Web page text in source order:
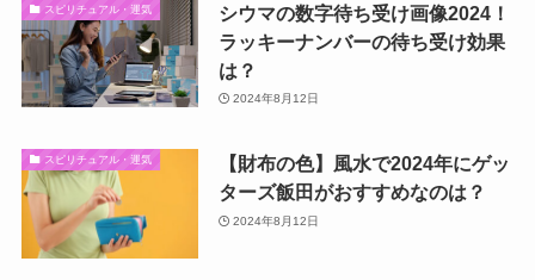
スピリチュアル・運気
シウマの数字待ち受け画像2024！
ラッキーナンバーの待ち受け効果
は？
2024年8月12日
スピリチュアル・運気
【財布の色】風水で2024年にゲッ
ターズ飯田がおすすめなのは？
2024年8月12日